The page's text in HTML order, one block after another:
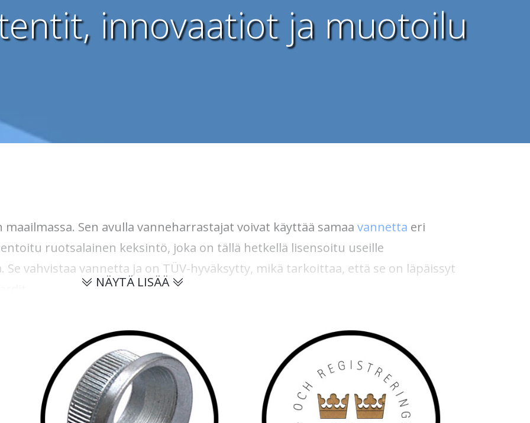
innovaatiot ja muotoilu
Sen avulla vanneharrastajat voivat käyttää samaa vannetta eri
ruotsalainen keksintö, joka on tällä hetkellä lisensoitu useille
vahvistaa vannetta ja on TÜV-hyväksytty, mikä tarkoittaa, että se on läpäissyt
ja vanneteollisuuden yritykset, jotka maksavat rojalteja ABS Wheelsille®.
verkkokauppiaat ja perinteiset korjaamot, jotka ABS Wheels Sweden AB on
teräksestä, samasta materiaalista, jota käytetään aseteräksessä.
NÄYTÄ LISÄÄ